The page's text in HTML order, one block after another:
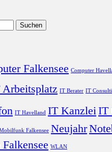
Falkensee Computer
IT Berater IT
IT Havelland IT KanzleiIT
Falkensee Neujahr
WLAN